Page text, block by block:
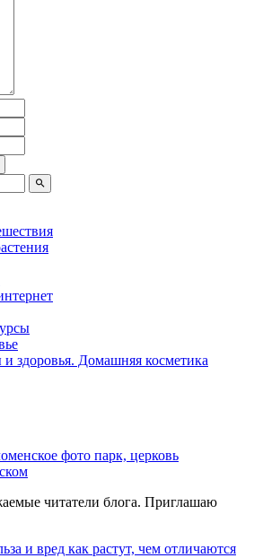
здоровья. Домашняя косметика
фото парк, церковь
читатели блога. Приглашаю
и вред как растут, чем отличаются